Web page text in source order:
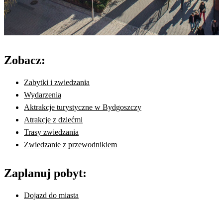
Zobacz:
Zabytki i zwiedzania
Wydarzenia
Aktrakcje turystyczne w Bydgoszczy
Atrakcje z dziećmi
Trasy zwiedzania
Zwiedzanie z przewodnikiem
Zaplanuj pobyt:
Dojazd do miasta